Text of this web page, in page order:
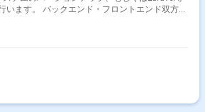
ントエンド双方の
発、デプロイ、運